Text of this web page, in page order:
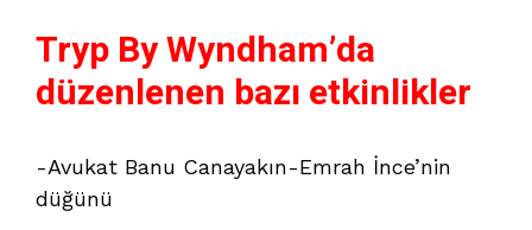
Tryp By Wyndham’da
düzenlenen bazı etkinlikler
-Avukat Banu Canayakın-Emrah İnce’nin
düğünü